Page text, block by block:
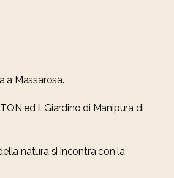
a Massarosa.
ed il Giardino di Manipura di
natura si incontra con la